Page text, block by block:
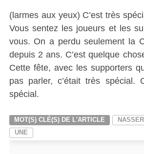
(larmes aux yeux) C’est très
Vous sentez les joueurs et les
vous. On a perdu seulement la
depuis 2 ans. C’est quelque
Cette fête, avec les supporters
pas parler, c’était très spécial.
spécial.
MOT(S) CLÉ(S) DE L'ARTICLE
UNE